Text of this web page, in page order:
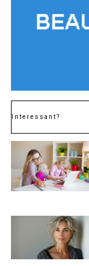
Interessant?